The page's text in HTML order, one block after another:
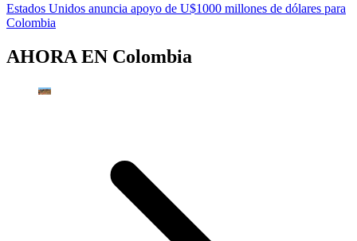
Estados Unidos anuncia apoyo de U$1000 millones de dólares para
Colombia
AHORA EN Colombia